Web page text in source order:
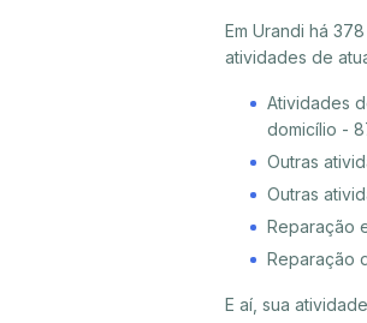
Em Urandi há
atividades de
Atividades
domicílio -
Outras
Outras
Reparação
Reparação
E aí, sua